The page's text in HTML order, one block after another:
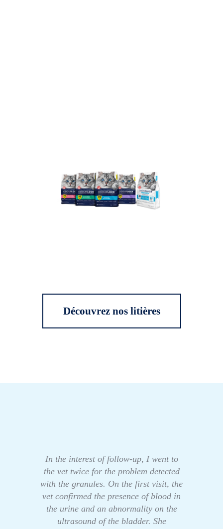
Découvrez nos litières
In the interest of follow-up, I went to
the vet twice for the problem detected
with the granules. On the first visit, the
vet confirmed the presence of blood in
the urine and an abnormality on the
ultrasound of the bladder. She